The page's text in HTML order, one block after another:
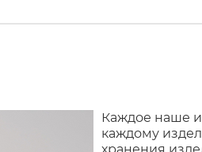
Каждое наше
каждому